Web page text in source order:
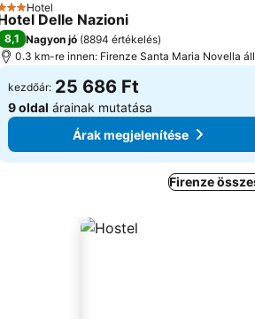
Kategória
Hotel
Delle Nazioni
8,1 Nagyon jó (8894 értékelés)
0.3 km-re innen: Firenze Santa Maria Novella
kezdőár: 25 686 Ft
9 oldal árainak mutatása
Árak megjelenítése
Firenze